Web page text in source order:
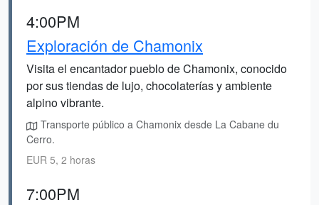
4:00PM
Exploración de Chamonix
Visita el encantador pueblo de Chamonix, conocido
por sus tiendas de lujo, chocolaterías y ambiente
alpino vibrante.
Transporte público a Chamonix desde La Cabane du
Cerro.
EUR 5, 2 horas
7:00PM